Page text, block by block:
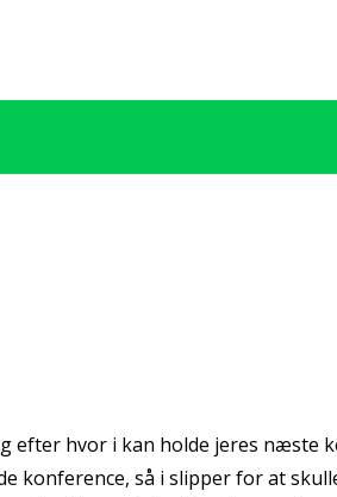
hvor i kan holde jeres næste
konference, så i slipper for at